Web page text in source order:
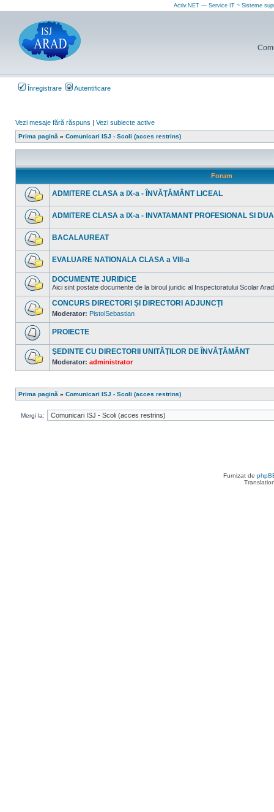
Activ.NET — Service IT ~ Sisteme
Înregistrare Autentificare
Vezi mesaje fără răspuns | Vezi subiecte active
Prima pagină » Comunicari ISJ - Scoli (acces restrins)
Forum
Nu
sunt
mesaje
ADMITERE CLASA a IX-a - ÎNVĂŢĂMÂNT LICEAL
Nu
sunt
mesaje
ADMITERE CLASA a IX-a - INVATAMANT PROFESIONAL SI
Nu
sunt
mesaje
BACALAUREAT
Nu
sunt
mesaje
necitite
EVALUARE NATIONALA CLASA a VIII-a
sunt
mesaje
necitite
DOCUMENTE JURIDICE
Aici sint postate documente de la biroul juridic al Inspectoratului Scolar
mesaje
CONCURS DIRECTORI ȘI DIRECTORI ADJUNCȚI
Moderator: PistolSebastian
Nu
sunt
mesaje
necitite
PROIECTE
necitite
ŞEDINTE CU DIRECTORII UNITĂŢILOR DE ÎNVĂŢĂMÂNT
Moderator: administrator
Prima pagină » Comunicari ISJ - Scoli (acces restrins)
Mergi la:
Furnizat de